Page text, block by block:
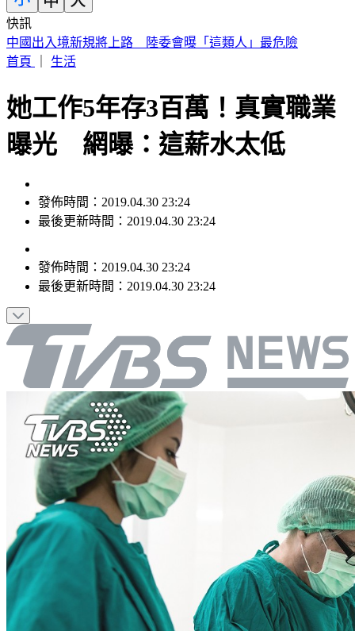
快訊
《花蓮好FUN》YOYO家族互動秀 每週六日花蓮鯉魚潭演出
首頁
生活
她工作5年存3百萬！真實職業
曝光 網曝：這薪水太低
發佈時間：2019.04.30 23:24
最後更新時間：2019.04.30 23:24
發佈時間： 2019.04.30 23:24
最後更新時間： 2019.04.30 23:24